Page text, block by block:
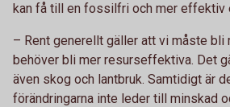
kan få till en fossilfri och mer effektiv
– Rent generellt gäller att vi måste bli
behöver bli mer resurseffektiva. Det
även skog och lantbruk. Samtidigt är
förändringarna inte leder till minskad